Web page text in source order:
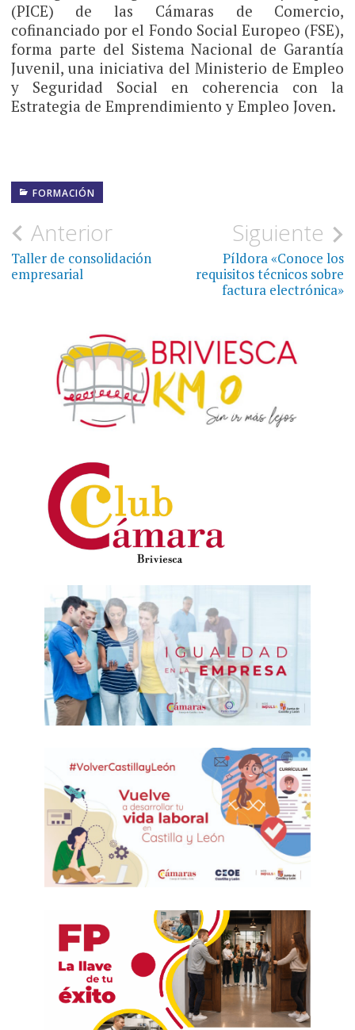
(PICE) de las Cámaras de Comercio,
cofinanciado por el Fondo Social Europeo (FSE),
forma parte del Sistema Nacional de Garantía
Juvenil, una iniciativa del Ministerio de Empleo
y Seguridad Social en coherencia con la
Estrategia de Emprendimiento y Empleo Joven.
FORMACIÓN
Navegación
de
Anterior
Taller de consolidación
empresarial
Siguiente
Píldora «Conoce los
requisitos técnicos sobre
factura electrónica»